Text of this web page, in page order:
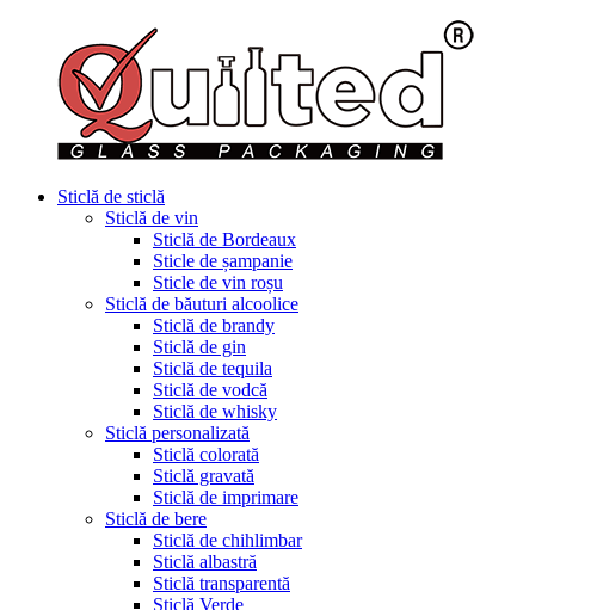
Sticlă de sticlă
Sticlă de vin
Sticlă de Bordeaux
Sticle de șampanie
Sticle de vin roșu
Sticlă de băuturi alcoolice
Sticlă de brandy
Sticlă de gin
Sticlă de tequila
Sticlă de vodcă
Sticlă de whisky
Sticlă personalizată
Sticlă colorată
Sticlă gravată
Sticlă de imprimare
Sticlă de bere
Sticlă de chihlimbar
Sticlă albastră
Sticlă transparentă
Sticlă Verde